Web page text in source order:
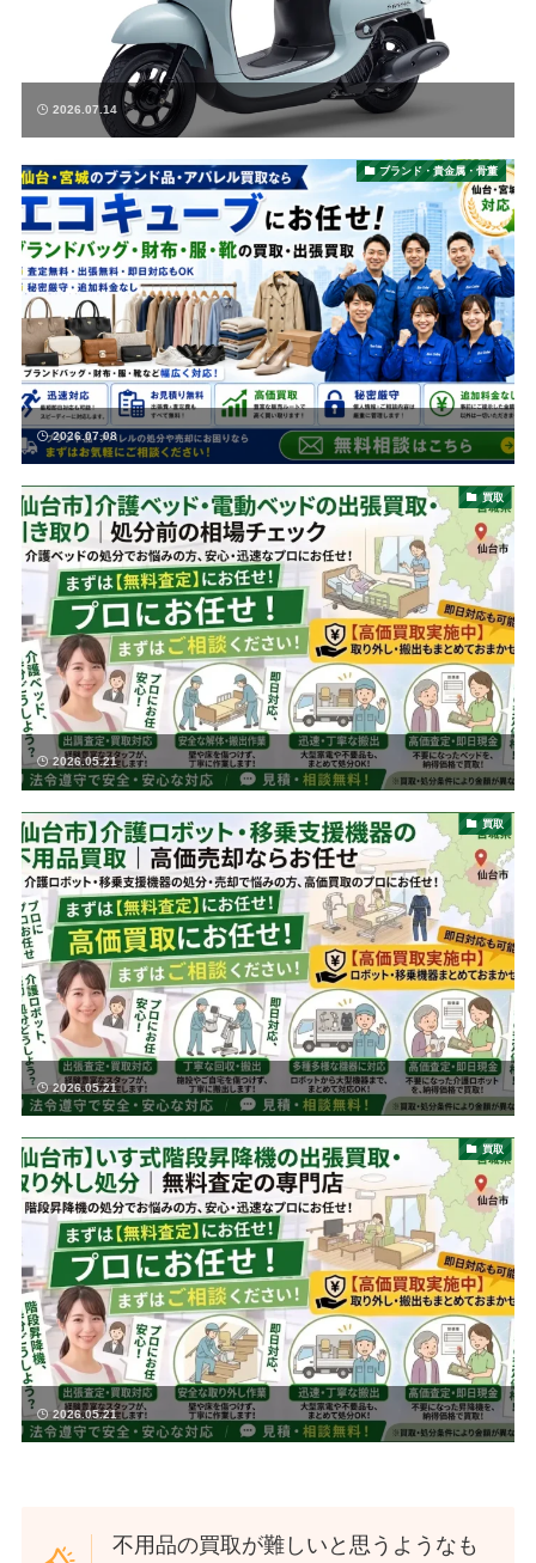
2026.07.14
ブランド・貴金属・骨董
2026.07.08
買取
2026.05.21
買取
2026.05.21
買取
2026.05.21
不用品の買取が難しいと思うようなも